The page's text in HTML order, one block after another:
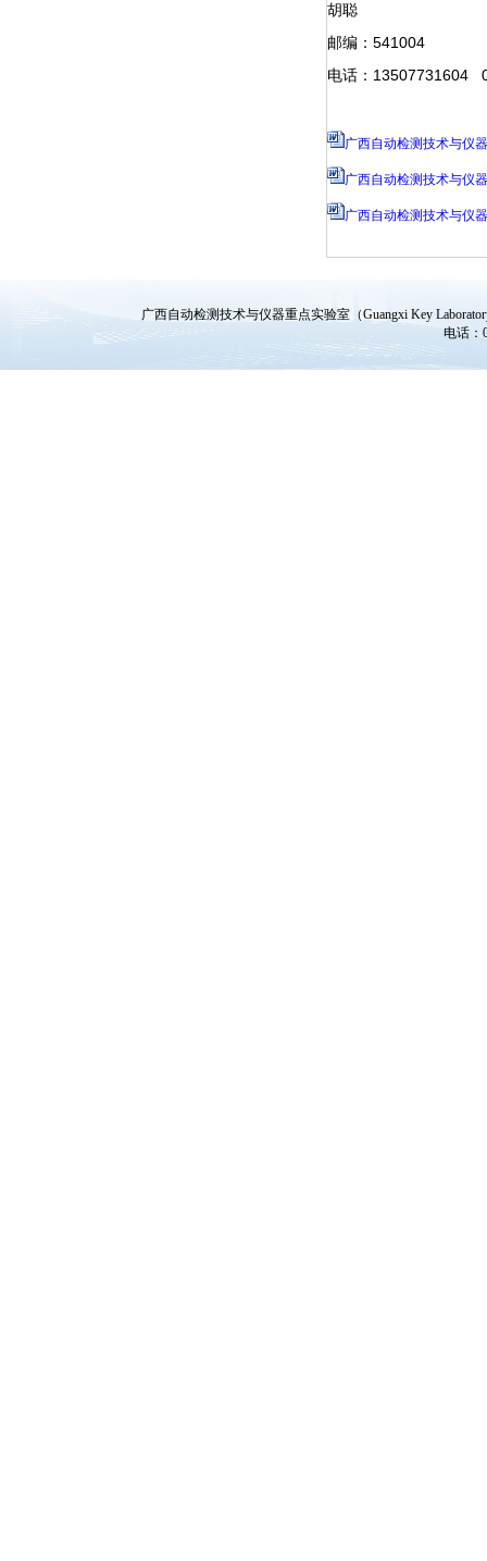
胡聪
邮编：541004
电话：13507731604
广西自动检测技术与仪
广西自动检测技术与仪
广西自动检测技术与仪
广西自动检测技术与仪器重点实验室（Guangxi Key
电话：